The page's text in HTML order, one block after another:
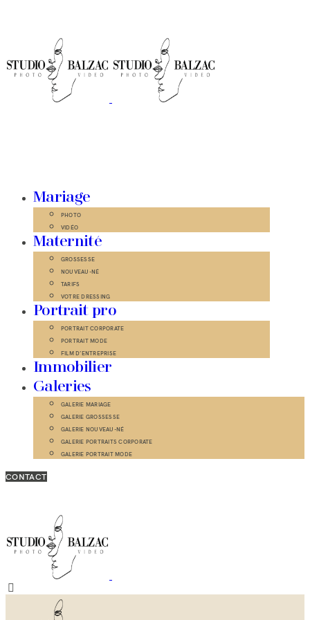
Mariage
PHOTO
VIDÉO
Maternité
GROSSESSE
NOUVEAU-NÉ
TARIFS
VOTRE DRESSING
Portrait pro
PORTRAIT CORPORATE
PORTRAIT MODE
FILM D’ENTREPRISE
Immobilier
Galeries
GALERIE MARIAGE
GALERIE GROSSESSE
GALERIE NOUVEAU-NÉ
GALERIE PORTRAITS CORPORATE
GALERIE PORTRAIT MODE
CONTACT